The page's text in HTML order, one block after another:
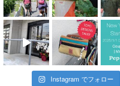
Instagram でフォロー